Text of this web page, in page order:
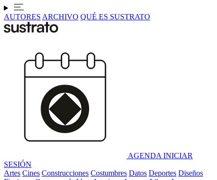
AUTORES ARCHIVO QUÉ ES SUSTRATO
AGENDA INICIAR
SESIÓN
Artes Cines Construcciones Costumbres Datos Deportes Diseños